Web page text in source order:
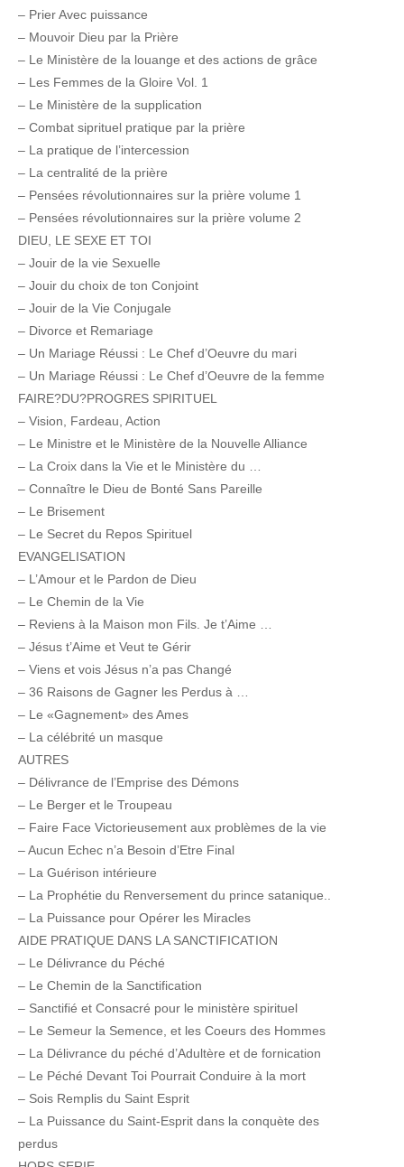
– Prier Avec puissance
– Mouvoir Dieu par la Prière
– Le Ministère de la louange et des actions de grâce
– Les Femmes de la Gloire Vol. 1
– Le Ministère de la supplication
– Combat siprituel pratique par la prière
– La pratique de l’intercession
– La centralité de la prière
– Pensées révolutionnaires sur la prière volume 1
– Pensées révolutionnaires sur la prière volume 2
DIEU, LE SEXE ET TOI
– Jouir de la vie Sexuelle
– Jouir du choix de ton Conjoint
– Jouir de la Vie Conjugale
– Divorce et Remariage
– Un Mariage Réussi : Le Chef d’Oeuvre du mari
– Un Mariage Réussi : Le Chef d’Oeuvre de la femme
FAIRE?DU?PROGRES SPIRITUEL
– Vision, Fardeau, Action
– Le Ministre et le Ministère de la Nouvelle Alliance
– La Croix dans la Vie et le Ministère du …
– Connaître le Dieu de Bonté Sans Pareille
– Le Brisement
– Le Secret du Repos Spirituel
EVANGELISATION
– L’Amour et le Pardon de Dieu
– Le Chemin de la Vie
– Reviens à la Maison mon Fils. Je t’Aime …
– Jésus t’Aime et Veut te Gérir
– Viens et vois Jésus n’a pas Changé
– 36 Raisons de Gagner les Perdus à …
– Le «Gagnement» des Ames
– La célébrité un masque
AUTRES
– Délivrance de l’Emprise des Démons
– Le Berger et le Troupeau
– Faire Face Victorieusement aux problèmes de la vie
– Aucun Echec n’a Besoin d’Etre Final
– La Guérison intérieure
– La Prophétie du Renversement du prince satanique..
– La Puissance pour Opérer les Miracles
AIDE PRATIQUE DANS LA SANCTIFICATION
– Le Délivrance du Péché
– Le Chemin de la Sanctification
– Sanctifié et Consacré pour le ministère spirituel
– Le Semeur la Semence, et les Coeurs des Hommes
– La Délivrance du péché d’Adultère et de fornication
– Le Péché Devant Toi Pourrait Conduire à la mort
– Sois Remplis du Saint Esprit
– La Puissance du Saint-Esprit dans la conquète des
perdus